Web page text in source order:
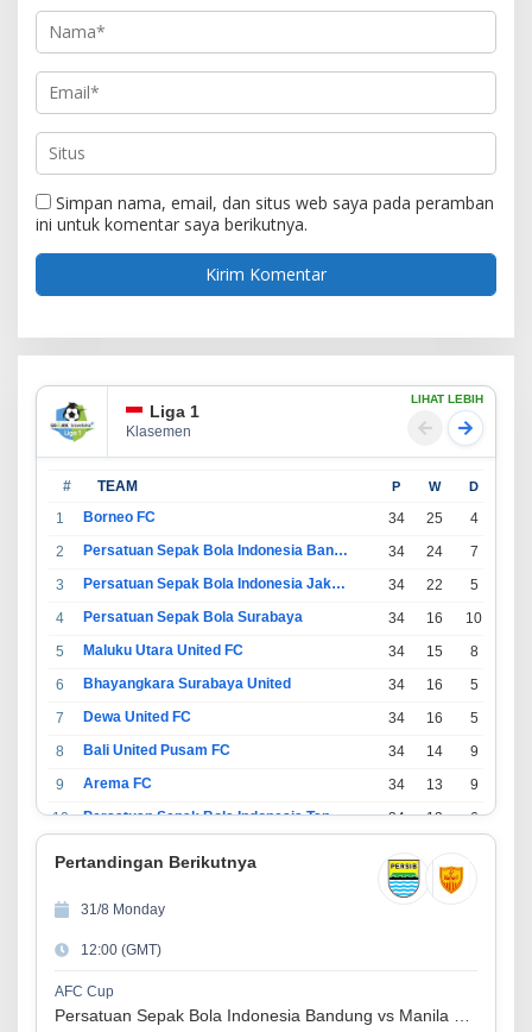
Simpan nama, email, dan situs web saya pada peramban
ini untuk komentar saya berikutnya.
Liga 1
Klasemen
LIHAT LEBIH
# TEAM P W D
1 Borneo FC 34 25 4
2
Persatuan Sepak Bola Indonesia Bandung 34 24 7
3
Persatuan Sepak Bola Indonesia Jakarta 34 22 5
4
Persatuan Sepak Bola Surabaya 34 16 10
5
Maluku Utara United FC 34 15 8
6
Bhayangkara Surabaya United 34 16 5
7
Dewa United FC 34 16 5
8
Bali United Pusam FC 34 14 9
9
Arema FC 34 13 9
10
Persatuan Sepak Bola Indonesia Tangerang 34 13 6
34 11
13
14
Madura United FC
15
Persatuan Sepakbola Makassar
16
Persis Solo 34 8 10
Pertandingan Berikutnya
31/8 Monday
12:00 (GMT)
AFC Cup
Persatuan Sepak Bola Indonesia Bandung vs Manila Digger FC